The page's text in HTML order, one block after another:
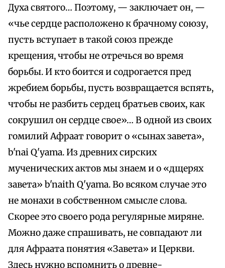
Духа святого… Поэтому, — заключает он, —
«чье сердце расположено к брачному союзу,
пусть вступает в такой союз прежде
крещения, чтобы не отречься во время
борьбы. И кто боится и содрогается пред
жребием борьбы, пусть возвращается вспять,
чтобы не разбить сердец братьев своих, как
сокрушил он сердце свое»… В одной из своих
гомилий Афраат говорит о «сынах завета»,
b'nai Q'yama. Из древних сирских
мученических актов мы знаем и о «дщерях
завета» b'naith Q'yama. Во всяком случае это
не монахи в собственном смысле слова.
Скорее это своего рода регулярные миряне.
Можно даже спрашивать, не совпадают ли
для Афраата понятия «Завета» и Церкви.
Здесь нужно вспомнить о древне-